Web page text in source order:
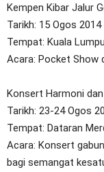
Kempen Kibar Jalur
Tarikh: 15 Ogos
Tempat: Kuala
Acara: Pocket Show
Konsert Harmoni
Tarikh: 23-24 Ogos
Tempat: Dataran
Acara: Konsert
bagi semangat